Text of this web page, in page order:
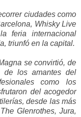
ciudades como
Whisky Live
feria internacional
triunfó en la capital.
se convirtió, de
de los amantes del
como los
del acogedor
desde las más
Glenrothes, Jura,